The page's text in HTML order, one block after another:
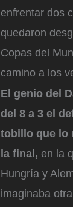
enfrentar dos
quedaron
Copas del
camino a los
El genio del
del 8 a 3 el
tobillo que lo
la final, en la
Hungría y
imaginaba